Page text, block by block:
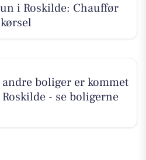
i Roskilde: Chauffør
andre boliger er kommet
- se boligerne